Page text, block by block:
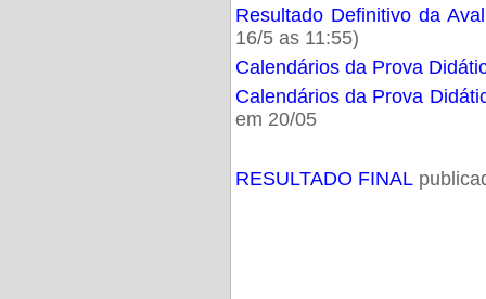
Resultado Definitivo da
16/5 as 11:55)
Calendários da Prova
Calendários da Prova
em 20/05
RESULTADO FINAL